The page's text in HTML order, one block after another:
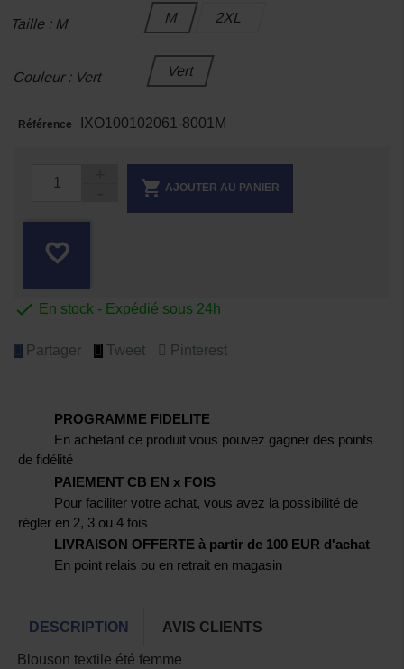
Taille : M M 2XL
Couleur : Vert Vert
Référence IXO100102061-8001M
 AJOUTER AU PANIER
favorite_border
 En stock - Expédié sous 24h
Partager Tweet Pinterest
PROGRAMME FIDELITE
En achetant ce produit vous pouvez gagner des points
de fidélité
PAIEMENT CB EN x FOIS
Pour faciliter votre achat, vous avez la possibilité de
régler en 2, 3 ou 4 fois
LIVRAISON OFFERTE à partir de 100 EUR d'achat
En point relais ou en retrait en magasin
DESCRIPTION AVIS CLIENTS
Blouson textile été femme